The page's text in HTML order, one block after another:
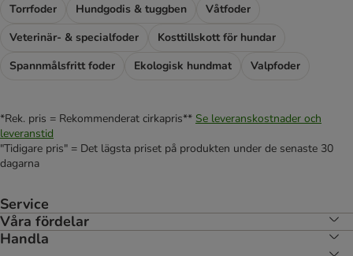
Torrfoder Hundgodis & tuggben
Våtfoder
Veterinär- & specialfoder
Kosttillskott för hundar
Spannmålsfritt foder
Ekologisk hundmat Valpfoder
*Rek. pris = Rekommenderat cirkapris** Se leveranskostnader och
leveranstid
"Tidigare pris" = Det lägsta priset på produkten under de senaste 30
dagarna
Service
Våra fördelar
Handla